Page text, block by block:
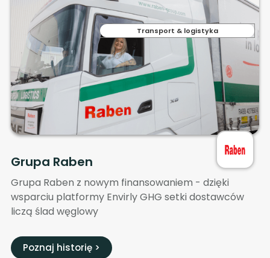
Transport & logistyka
Grupa Raben
Grupa Raben z nowym finansowaniem - dzięki
wsparciu platformy Envirly GHG setki dostawców
liczą ślad węglowy
Poznaj historię >